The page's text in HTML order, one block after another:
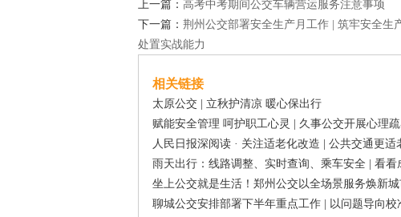
上一篇： 高考中考期间公交车辆营运服务注意事项
下一篇： 荆州公交部署安全生产月工作 | 筑牢安全生
处置实战能力
相关链接
太原公交 | 立秋护清凉 暖心保出行
赋能安全管理 呵护职工心灵 | 久事公交开展心理
人民日报深阅读 · 关注适老化改造 | 公共交通更
雨天出行：线路调整、实时查询、乘车安全 | 看
坐上公交就是生活！郑州公交以全场景服务焕新
聊城公交安排部署下半年重点工作 | 以问题导向